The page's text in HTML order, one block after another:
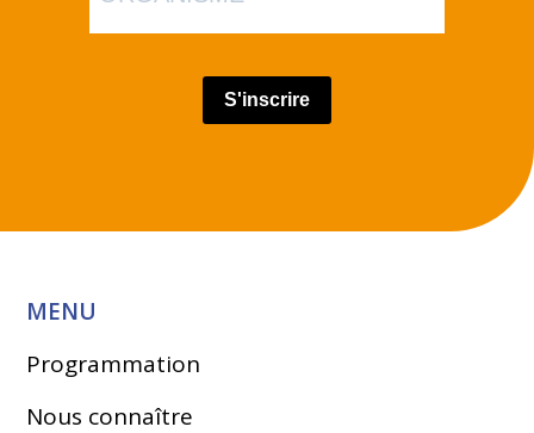
S'inscrire
MENU
Programmation
Nous connaître